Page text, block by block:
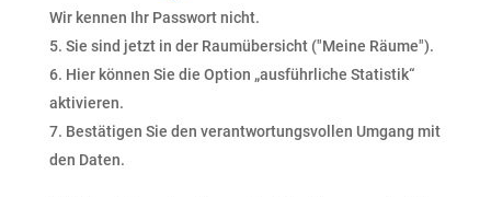
Wir kennen Ihr Passwort nicht.
Sie sind jetzt in der Raumübersicht ("Meine Räume").
Hier können Sie die Option „ausführliche Statistik“
aktivieren.
Bestätigen Sie den verantwortungsvollen Umgang mit
den Daten.